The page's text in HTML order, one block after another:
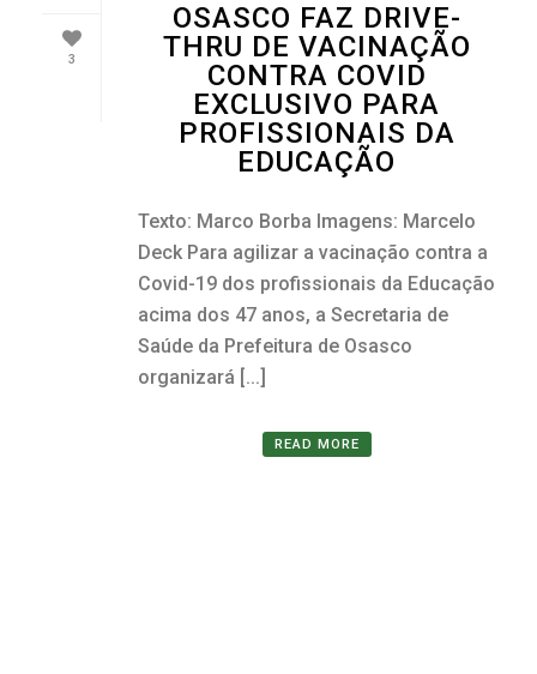
3
OSASCO FAZ DRIVE-
THRU DE VACINAÇÃO
CONTRA COVID
EXCLUSIVO PARA
PROFISSIONAIS DA
EDUCAÇÃO
Texto: Marco Borba Imagens: Marcelo
Deck Para agilizar a vacinação contra a
Covid-19 dos profissionais da Educação
acima dos 47 anos, a Secretaria de
Saúde da Prefeitura de Osasco
organizará [...]
READ MORE